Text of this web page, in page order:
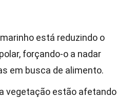
está reduzindo o
forçando-o a nadar
em busca de alimento.
vegetação estão afetando